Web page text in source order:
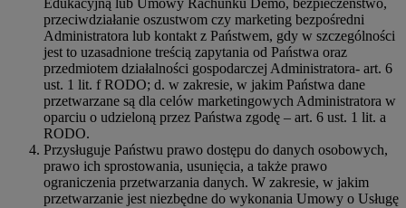
przeciwdziałanie oszustwom czy marketing bezpośredni
Administratora lub kontakt z Państwem, gdy w szczególności
jest to uzasadnione treścią zapytania od Państwa oraz
przedmiotem działalności gospodarczej Administratora- art. 6
ust. 1 lit. f RODO; d. w zakresie, w jakim Państwa dane
przetwarzane są dla celów marketingowych Administratora w
oparciu o udzieloną przez Państwa zgodę – art. 6 ust. 1 lit. a
RODO.
Przysługuje Państwu prawo dostępu do danych osobowych,
prawo ich sprostowania, usunięcia, a także prawo
ograniczenia przetwarzania danych. W zakresie, w jakim
przetwarzanie jest niezbędne do wykonania Umowy o Usługę